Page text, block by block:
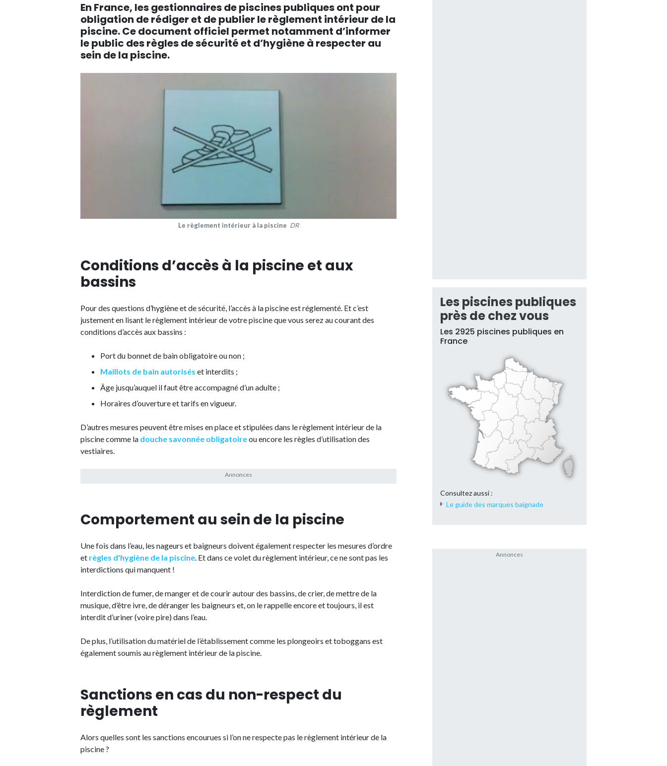
En France, les gestionnaires de piscines publiques ont pour
obligation de rédiger et de publier le règlement intérieur de la
piscine. Ce document officiel permet notamment d’informer
le public des règles de sécurité et d’hygiène à respecter au
sein de la piscine.
Le règlement intérieur à la piscine DR
Conditions d’accès à la piscine et aux
bassins
Pour des questions d’hygiène et de sécurité, l’accès à la piscine est réglementé. Et c’est
justement en lisant le règlement intérieur de votre piscine que vous serez au courant des
conditions d’accès aux bassins :
Port du bonnet de bain obligatoire ou non ;
Maillots de bain autorisés et interdits ;
Âge jusqu’auquel il faut être accompagné d’un adulte ;
Horaires d’ouverture et tarifs en vigueur.
D’autres mesures peuvent être mises en place et stipulées dans le règlement intérieur de la
piscine comme la douche savonnée obligatoireou encore les règles d’utilisation des
vestiaires.
Comportement au sein de la piscine
Une fois dans l’eau, les nageurs et baigneurs doivent également respecter les mesures d’ordre
et règles d'hygiène de la piscine. Et dans ce volet du règlement intérieur, ce ne sont pas les
interdictions qui manquent !
Interdiction de fumer, de manger et de courir autour des bassins, de crier, de mettre de la
musique, d’être ivre, de déranger les baigneurs et, on le rappelle encore et toujours, il est
interdit d’uriner (voire pire) dans l’eau.
De plus, l’utilisation du matériel de l’établissement comme les plongeoirs et toboggans est
également soumis au règlement intérieur de la piscine.
Sanctions en cas du non-respect du
règlement
Alors quelles sont les sanctions encourues si l’on ne respecte pas le règlement intérieur de la
piscine ?
Les piscines publiques
près de chez vous
Les 2925 piscines publiques en
France
Consultez aussi :
Le guide des marques baignade